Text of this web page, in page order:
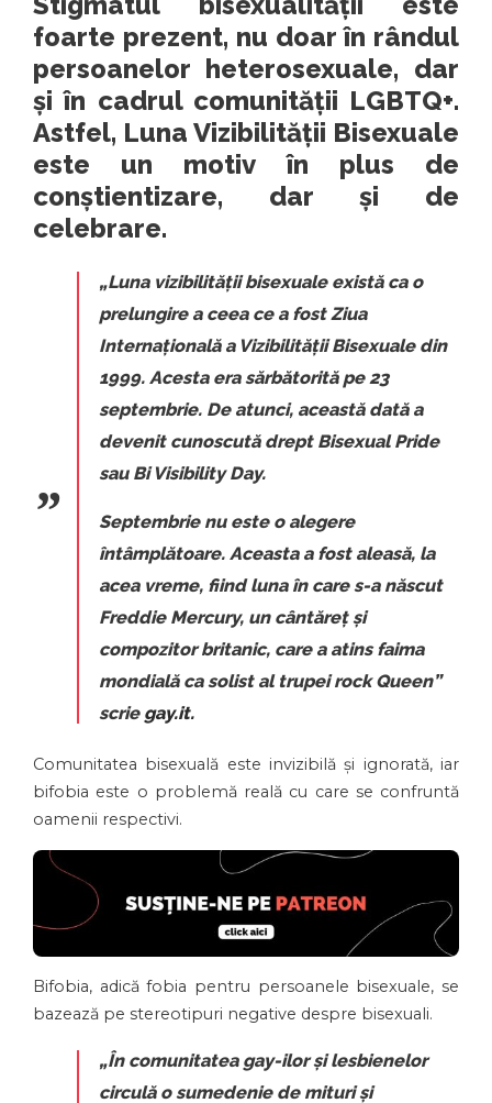
foarte prezent, nu doar în rândul
persoanelor heterosexuale, dar
și în cadrul comunității LGBTQ+.
Astfel, Luna Vizibilității Bisexuale
este un motiv în plus de
conștientizare, dar și de
celebrare.
„Luna vizibilității bisexualeexistă ca o
prelungire a ceea ce a fostZiua
Internațională a Vizibilității Bisexualedin
1999. Acesta era sărbătorită pe 23
septembrie. De atunci, această dată a
devenit cunoscută drept Bisexual Pride
sau Bi Visibility Day.
Septembrie nu este o alegere
întâmplătoare. Aceasta a fost aleasă, la
acea vreme, fiind luna în care s-a născut
Freddie Mercury, un cântăreț și
compozitor britanic, care a atins faima
mondială ca solist al trupei rockQueen”
scrie gay.it.
Comunitatea bisexuală este invizibilă și ignorată, iar
bifobia este o problemă reală cu care se confruntă
oamenii respectivi.
Bifobia, adică fobia pentru persoanele bisexuale, se
bazează pe stereotipuri negative despre bisexuali.
„În comunitatea gay-ilor și lesbienelor
circulă o sumedenie de mituri și